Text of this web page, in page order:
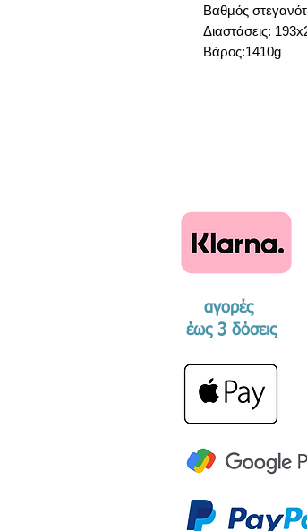
Βαθμός
Διαστάσεις:
Βάρος:1410g
αγορές
​έως 3 δόσεις